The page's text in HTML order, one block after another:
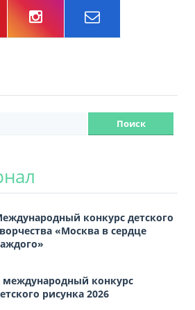
конкурс детского
«Москва в сердце
международный конкурс
рисунка 2026